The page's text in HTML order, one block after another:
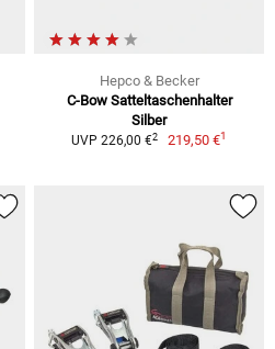
Hepco & Becker
C-Bow Satteltaschenhalter
Silber
UVP 226,00 €2 219,50 €1